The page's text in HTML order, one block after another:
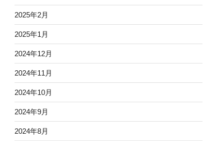
2025年2月
2025年1月
2024年12月
2024年11月
2024年10月
2024年9月
2024年8月